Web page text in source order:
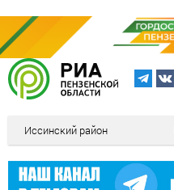
Иссинский район